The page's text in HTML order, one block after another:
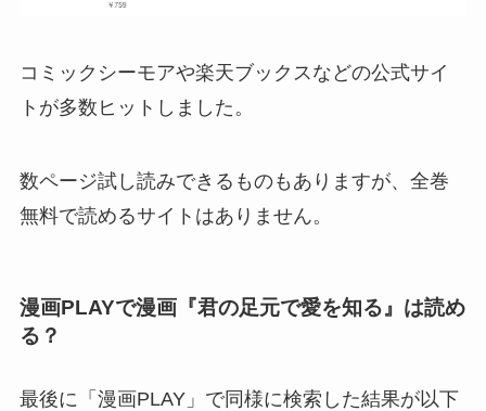
コミックシーモアや楽天ブックスなどの公式サイ
トが多数ヒットしました。
数ページ試し読みできるものもありますが、全巻
無料で読めるサイトはありません。
漫画PLAYで漫画『君の足元で愛を知る』は読め
る？
最後に「漫画PLAY」で同様に検索した結果が以下